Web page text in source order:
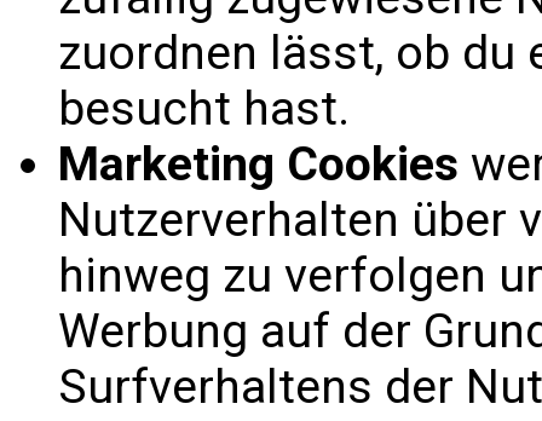
zuordnen lässt, ob du
besucht hast.
Marketing Cookies
Nutzerverhalten über
hinweg zu verfolgen
Werbung auf der
Surfverhaltens der